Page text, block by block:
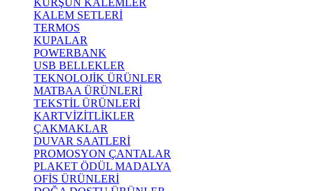
KURŞUN KALEMLER
KALEM SETLERİ
TERMOS
KUPALAR
POWERBANK
USB BELLEKLER
TEKNOLOJİK ÜRÜNLER
MATBAA ÜRÜNLERİ
TEKSTİL ÜRÜNLERİ
KARTVİZİTLİKLER
ÇAKMAKLAR
DUVAR SAATLERİ
PROMOSYON ÇANTALAR
PLAKET ÖDÜL MADALYA
OFİS ÜRÜNLERİ